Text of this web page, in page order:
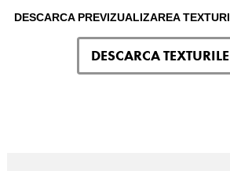
DESCARCA PREVIZUALIZAREA
DESCARCA TEXTURILE